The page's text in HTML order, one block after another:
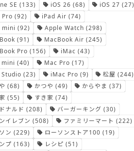
SE (133) iOS 26 (68) iOS 27 (27)
Pro (92) iPad Air (74)
mini (92) Apple Watch (298)
(91) MacBook Air (245)
Pro (156) iMac (43)
mini (40) Mac Pro (17)
Studio (23) iMac Pro (9) 松屋 (244)
(68) かつや (49) からやま (37)
(55) すき家 (74)
ナルド (208) バーガーキング (30)
イレブン (508) ファミリーマート (222)
ン (229) ローソンストア100 (19)
プ (163) レシピ (51)